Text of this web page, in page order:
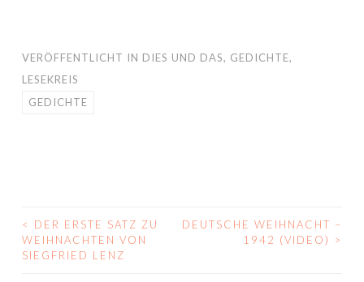
VERÖFFENTLICHT IN DIES UND DAS, GEDICHTE,
LESEKREIS
GEDICHTE
BEITRAGS-
NAVIGATION
<
DER ERSTE SATZ ZU
WEIHNACHTEN VON
SIEGFRIED LENZ
DEUTSCHE WEIHNACHT –
1942 (VIDEO)
>